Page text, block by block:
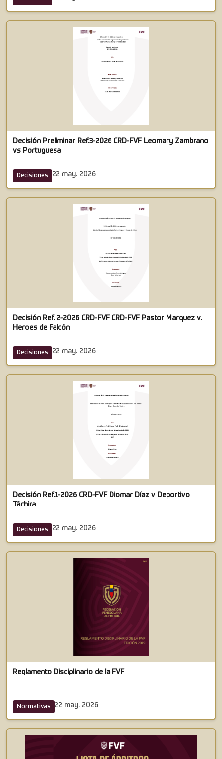
Decisión Preliminar Ref.3-2026 CRD-FVF Leomary Zambrano
vs Portuguesa
Decisiones 22 may. 2026
Decisión Ref. 2-2026 CRD-FVF CRD-FVF Pastor Marquez v.
Heroes de Falcón
Decisiones 22 may. 2026
Decisión Ref.1-2026 CRD-FVF Diomar Díaz v Deportivo
Táchira
Decisiones 22 may. 2026
Reglamento Disciplinario de la FVF
Normativas 22 may. 2026